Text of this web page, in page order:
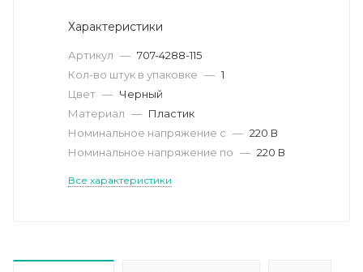
Характеристики
Артикул — 707-4288-115
Кол-во штук в упаковке — 1
Цвет — Черный
Материал — Пластик
Номинальное напряжение с — 220 В
Номинальное напряжение по — 220 В
Все характеристики